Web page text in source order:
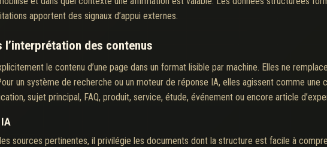
apportent des signaux d’appui externes.
des contenus
le contenu d’une page dans un format lisible par machine. Elles ne
un système de recherche ou un moteur de réponse IA, elles agissent comme une
sujet principal, FAQ, produit, service, étude, événement ou encore article
sources pertinentes, il privilégie les documents dont la structure est facile à